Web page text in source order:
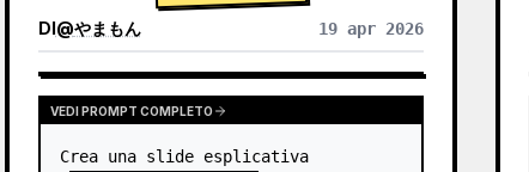
DI@やまもん 19 apr 2026
VISUALIZZA RISULTATI DI ALTRI MODELLI
VEDI PROMPT COMPLETO
Crea una slide esplicativa